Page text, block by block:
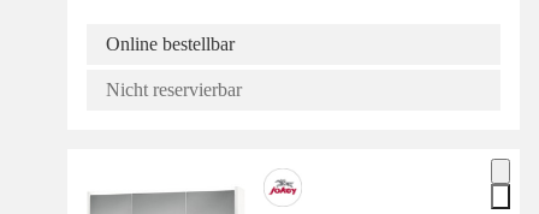
Online bestellbar
Nicht reservierbar